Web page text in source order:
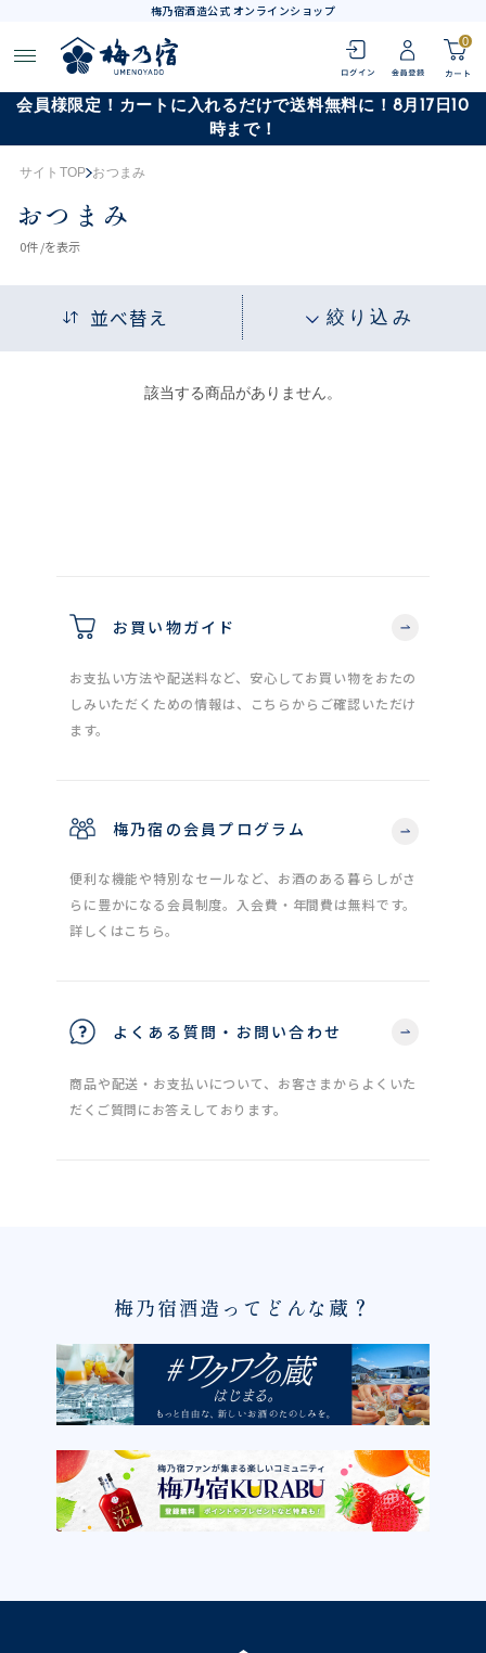
梅乃宿酒造公式 オンラインショップ
0
会員様限定！カートに入れるだけで送料無料に！8月17日10
時まで！
サイトTOP おつまみ
おつまみ
0件 /を表示
並べ替え 絞り込み
該当する商品がありません。
お買い物ガイド
お支払い方法や配送料など、安心してお買い物をおたの
しみいただくための情報は、こちらからご確認いただけ
ます。
梅乃宿の会員プログラム
便利な機能や特別なセールなど、お酒のある暮らしがさ
らに豊かになる会員制度。入会費・年間費は無料です。
詳しくはこちら。
よくある質問・お問い合わせ
商品や配送・お支払いについて、お客さまからよくいた
だくご質問にお答えしております。
梅乃宿酒造ってどんな蔵？